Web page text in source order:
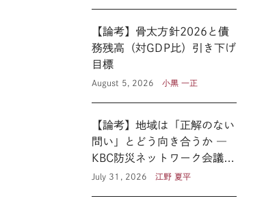
【論考】骨太方針2026と債
務残高（対GDP比）引き下げ
目標
August 5, 2026 小黒 一正
【論考】地域は「正解のない
問い」とどう向き合うか ―
KBC防災ネットワーク会議に
見る新たな公共性 ―
July 31, 2026 江野 夏平